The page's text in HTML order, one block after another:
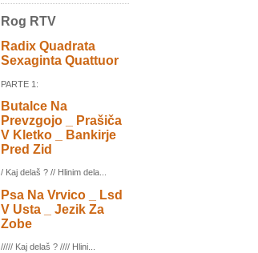
Rog RTV
Radix Quadrata
Sexaginta Quattuor
PARTE 1:
Butalce Na
Prevzgojo _ Prašiča
V Kletko _ Bankirje
Pred Zid
/ Kaj delaš ? // Hlinim dela...
Psa Na Vrvico _ Lsd
V Usta _ Jezik Za
Zobe
///// Kaj delaš ? //// Hlini...